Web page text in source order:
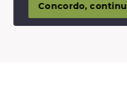
SITE PARA IMOBILIARIA
Concordo,